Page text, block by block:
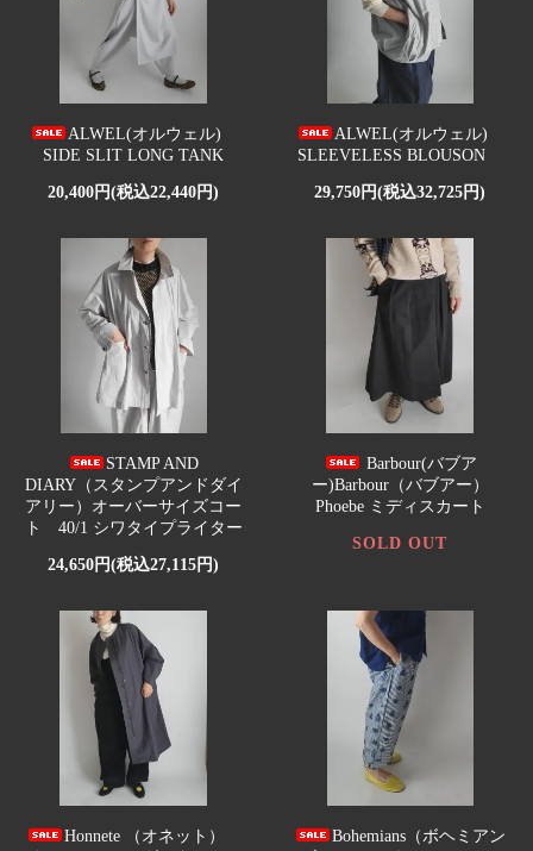
ALWEL(オルウェル)
SIDE SLIT LONG TANK
20,400円(税込22,440円)
ALWEL(オルウェル)
SLEEVELESS BLOUSON
29,750円(税込32,725円)
STAMP AND
DIARY（スタンプアンドダイ
アリー）オーバーサイズコー
ト 40/1 シワタイプライター
24,650円(税込27,115円)
Barbour(バブア
ー)Barbour（バブアー）
Phoebe ミディスカート
SOLD OUT
Honnete （オネット）
Bohemians（ボヘミアン